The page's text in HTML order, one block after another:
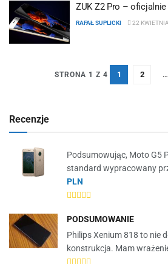
ZUK Z2 Pro –
RAFAŁ SUPLICKI 22
STRONA 1 Z 4 1 2 …
Recenzje
Podsumowując, Moto G5
standard wypracowany
PLN
PODSUMOWANIE
Philips Xenium 818 to nie
konstrukcja. Mam